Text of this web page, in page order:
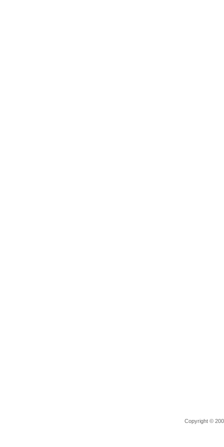
Copyright ©